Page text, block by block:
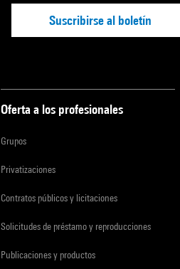
Suscribirse al boletín
Oferta a los profesionales
Grupos
Privatizaciones
Contratos públicos y licitaciones
Solicitudes de préstamo y reproducciones
Publicaciones y productos